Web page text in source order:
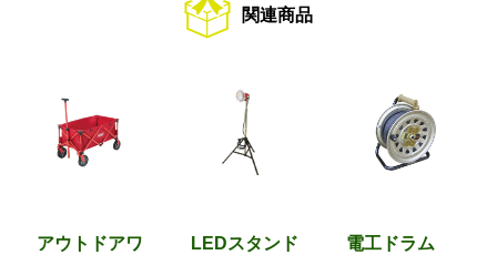
関連商品
アウトドアワ
LEDスタンド
電工ドラム